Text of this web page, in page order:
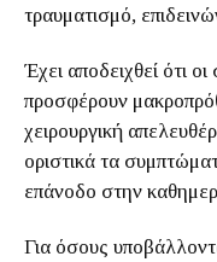
τραυματισμό,
Έχει αποδειχθεί ότι
προσφέρουν
χειρουργική
οριστικά τα
επάνοδο στην
Για όσους